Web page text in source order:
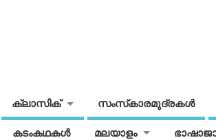
ക്ലാസിക് സംസ്‌കാരമുദ്രകള്‍
കടംകഥകള്‍ മലയാളം